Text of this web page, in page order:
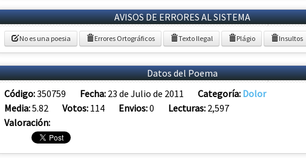
AVISOS DE ERRORES AL SISTEMA
No es una poesia Errores Ortográficos Texto Ilegal Plágio Insultos
Datos del Poema
Código:350759 Fecha: 23 de Julio de 2011 Categoría: Dolor
Media:5.82 Votos: 114 Envios:0 Lecturas: 2,597
Valoración: